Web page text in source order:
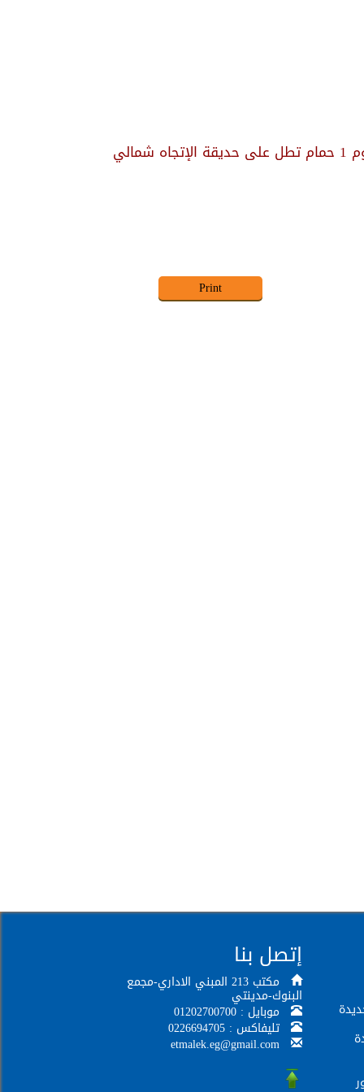
للبيع بالرحاب شقة 60 م² حديقة 60 م² نموذج ل تشطيب الشركة 1 نوم 1 حمام تطل على حديقة الإتجاه شمالي
إتصل بنا
مكتب 213 المبني الاداري-مجمع
البنوك-مدينتي
موبايل : 01202700700
تليفاكس : 0226694705
etmalek.eg@gmail.com